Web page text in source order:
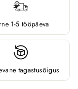
1-5 tööpäeva
tagastusõigus